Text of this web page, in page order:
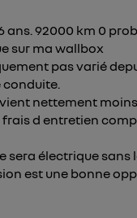
ans. 92000 km 0
sur ma wallbox
pas varié
conduite.
nettement
frais d entretien
sera électrique sans
est une bonne